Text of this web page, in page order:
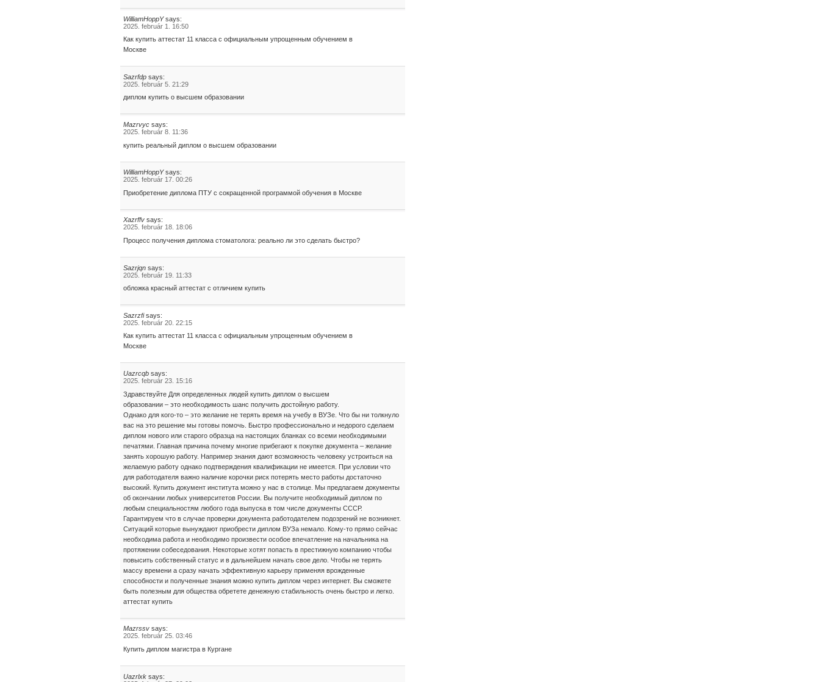
WilliamHoppY says:
2025. február 1. 16:50
Как купить аттестат 11 класса с официальным упрощенным обучением в
Москве
Sazrfdp says:
2025. február 5. 21:29
диплом купить о высшем образовании
Mazrvyc says:
2025. február 8. 11:36
купить реальный диплом о высшем образовании
WilliamHoppY says:
2025. február 17. 00:26
Приобретение диплома ПТУ с сокращенной программой обучения в Москве
Xazrffv says:
2025. február 18. 18:06
Процесс получения диплома стоматолога: реально ли это сделать быстро?
Sazrjqn says:
2025. február 19. 11:33
обложка красный аттестат с отличием купить
Sazrzfi says:
2025. február 20. 22:15
Как купить аттестат 11 класса с официальным упрощенным обучением в
Москве
Uazrcqb says:
2025. február 23. 15:16
Здравствуйте Для определенных людей купить диплом о высшем
образовании – это необходимость шанс получить достойную работу.
Однако для кого-то – это желание не терять время на учебу в ВУЗе. Что бы ни толкнуло
вас на это решение мы готовы помочь. Быстро профессионально и недорого сделаем
диплом нового или старого образца на настоящих бланках со всеми необходимыми
печатями. Главная причина почему многие прибегают к покупке документа – желание
занять хорошую работу. Например знания дают возможность человеку устроиться на
желаемую работу однако подтверждения квалификации не имеется. При условии что
для работодателя важно наличие корочки риск потерять место работы достаточно
высокий. Купить документ института можно у нас в столице. Мы предлагаем документы
об окончании любых университетов России. Вы получите необходимый диплом по
любым специальностям любого года выпуска в том числе документы СССР.
Гарантируем что в случае проверки документа работодателем подозрений не возникнет.
Ситуаций которые вынуждают приобрести диплом ВУЗа немало. Кому-то прямо сейчас
необходима работа и необходимо произвести особое впечатление на начальника на
протяжении собеседования. Некоторые хотят попасть в престижную компанию чтобы
повысить собственный статус и в дальнейшем начать свое дело. Чтобы не терять
массу времени а сразу начать эффективную карьеру применяя врожденные
способности и полученные знания можно купить диплом через интернет. Вы сможете
быть полезным для общества обретете денежную стабильность очень быстро и легко.
аттестат купить
Mazrssv says:
2025. február 25. 03:46
Купить диплом магистра в Кургане
Uazrlxk says: